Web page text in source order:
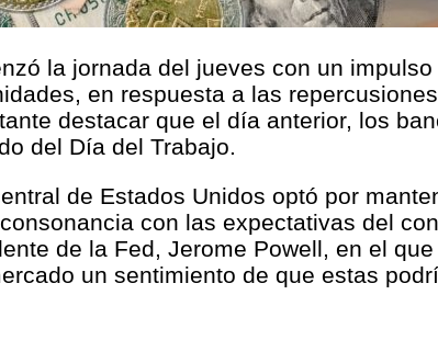
la jornada del jueves con un
en respuesta a las
destacar que el día anterior, los
del Día del Trabajo.
de Estados Unidos optó por
con las expectativas del
de la Fed, Jerome Powell, en el
un sentimiento de que estas